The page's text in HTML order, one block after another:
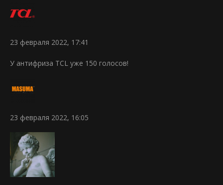
23 февраля 2022, 17:41
У антифриза TCL уже 150 голосов!
23 февраля 2022, 16:05